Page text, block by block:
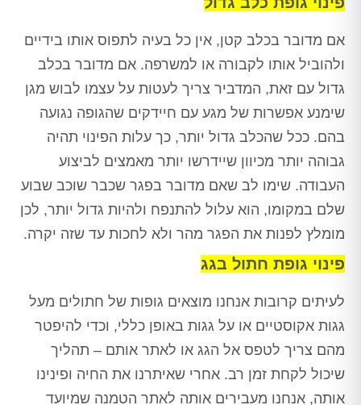
אם מדובר בכלב קטן, אין כל בעיה לתפוס אותו בידיים
ולהוביל אותו לקבורה או למשרפה. אם מדובר בכלב
גדול עם זאת, המדביר צריך לעטות על עצמו לבוש מגן
שימנע אפשרות של מגע עם חיידקים שהגופה נגועה
בהם. ככל שהכלב גדול יותר, כך עלות הפינוי תהיה
גבוהה יותר מכיוון שיידרשו יותר מאמצים לביצוע
העבודה. שימו לב שאם מדובר בפגר שכבר שוכב שבוע
שלם במקומו, הוא עלול להתנפח ולהיות גדול יותר, לכן
מומלץ לפנות את הפגר מהר ולא לחכות עד שזה יקרה.
פינוי גופת חתול בגג
לעיתים קרובות אנחנו מוצאים גופות של חתולים מעל
גגות אקוסטיים או על גגות באופן כללי, וכדי להיפטר
מהם צריך לטפס אל הגג או לאתר אותם – תהליך
שיכול לקחת זמן רב. אחרי שאיתרנו את החיה ופינינו
אותה, אנחנו מעבירים אותה לאתר הטמנה שמיועד